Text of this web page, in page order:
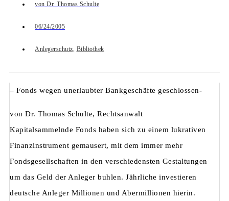
von Dr. Thomas Schulte
06/24/2005
Anlegerschutz, Bibliothek
– Fonds wegen unerlaubter Bankgeschäfte geschlossen-
von Dr. Thomas Schulte, Rechtsanwalt
Kapitalsammelnde Fonds haben sich zu einem lukrativen
Finanzinstrument gemausert, mit dem immer mehr
Fondsgesellschaften in den verschiedensten Gestaltungen
um das Geld der Anleger buhlen. Jährliche investieren
deutsche Anleger Millionen und Abermillionen hierin.